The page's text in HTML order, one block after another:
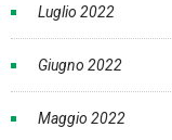
Luglio 2022
Giugno 2022
Maggio 2022